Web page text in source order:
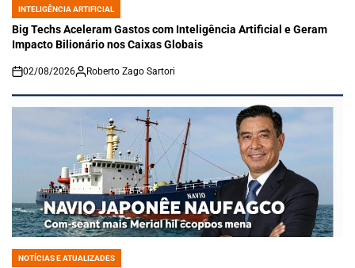
POSTED
IN
INTELIGÊNCIA ARTIFICIAL
Big Techs Aceleram Gastos com Inteligência Artificial e Geram
Impacto Bilionário nos Caixas Globais
on
02/08/2026 Roberto Zago Sartori
POSTED
NOTÍCIAS E ATUALIZADES